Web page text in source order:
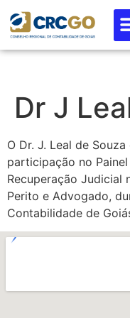
Dr J
O Dr. J. Leal de
participação no
Recuperação Judicial
Perito e Advogado,
Contabilidade de